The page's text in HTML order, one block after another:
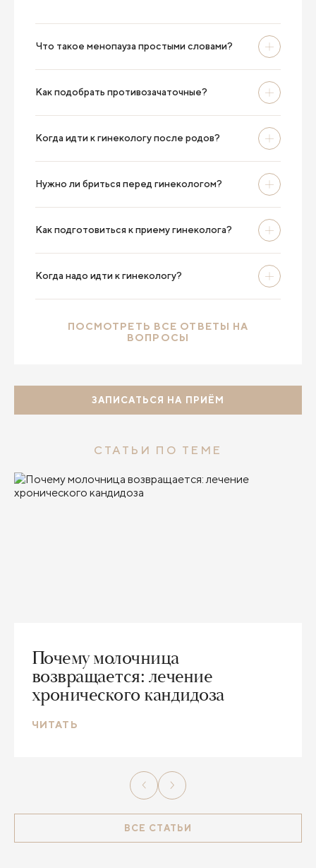
Что такое менопауза простыми словами?
Как подобрать противозачаточные?
Когда идти к гинекологу после родов?
Нужно ли бриться перед гинекологом?
Как подготовиться к приему гинеколога?
Когда надо идти к гинекологу?
ПОСМОТРЕТЬ ВСЕ ОТВЕТЫ НА
ВОПРОСЫ
ЗАПИСАТЬСЯ НА ПРИЁМ
СТАТЬИ ПО ТЕМЕ
Почему молочница
возвращается: лечение
хронического кандидоза
ЧИТАТЬ
ВСЕ СТАТЬИ